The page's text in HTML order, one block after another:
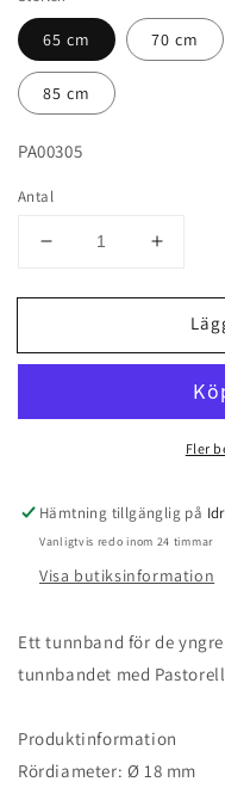
65 cm 70 cm
85 cm
PA00305
Antal
Minska
för
Pastorelli
Öka
för
Fler
Hämtning tillgänglig på
Vanligtvis redo inom 24 timmar
Visa butiksinformation
Ett tunnband för de
tunnbandet med
Produktinformation
Rördiameter: Ø 18 mm